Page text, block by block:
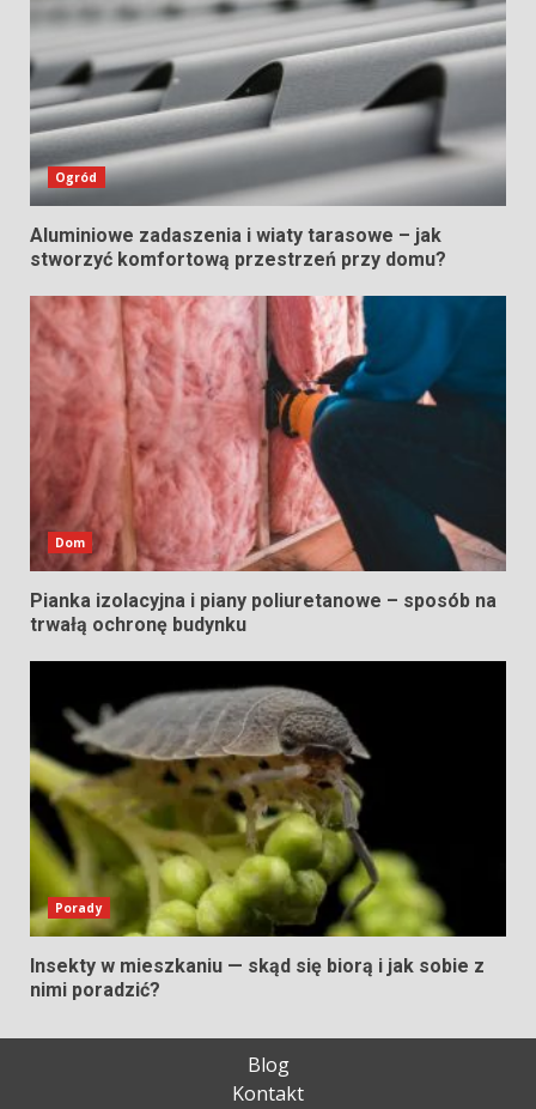
Ogród
Aluminiowe zadaszenia i wiaty tarasowe – jak
stworzyć komfortową przestrzeń przy domu?
Dom
Pianka izolacyjna i piany poliuretanowe – sposób na
trwałą ochronę budynku
Porady
Insekty w mieszkaniu — skąd się biorą i jak sobie z
nimi poradzić?
Blog
Kontakt